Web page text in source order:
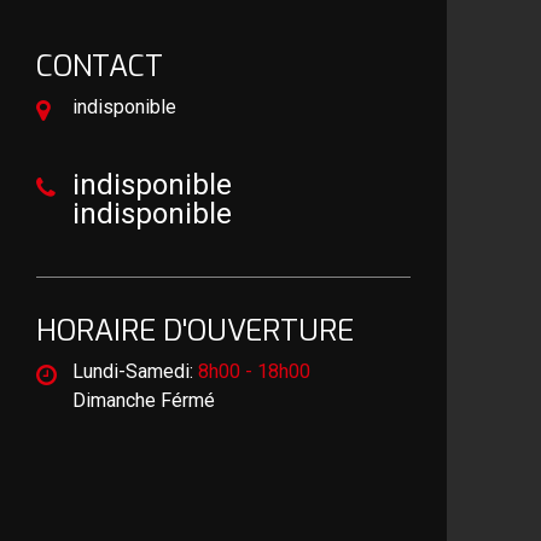
CONTACT
indisponible
indisponible
indisponible
HORAIRE D'OUVERTURE
Lundi-Samedi: 8h00 - 18h00
Dimanche Férmé